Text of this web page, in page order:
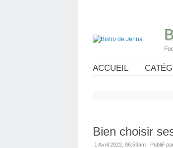
ACCUEIL
Bien choisir
1 Avril 2022, 06:53am | Publié